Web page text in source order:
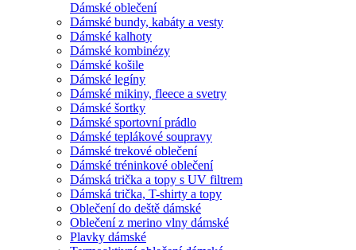
Dámské oblečení
Dámské bundy, kabáty a vesty
Dámské kalhoty
Dámské kombinézy
Dámské košile
Dámské legíny
Dámské mikiny, fleece a svetry
Dámské šortky
Dámské sportovní prádlo
Dámské teplákové soupravy
Dámské trekové oblečení
Dámské tréninkové oblečení
Dámská trička a topy s UV filtrem
Dámská trička, T-shirty a topy
Oblečení do deště dámské
Oblečení z merino vlny dámské
Plavky dámské